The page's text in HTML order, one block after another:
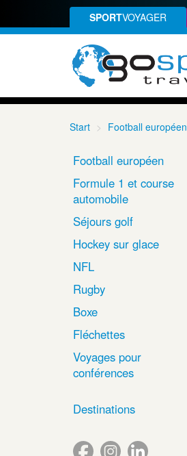
SPORTVOYAGER
Start Football européen
Football européen
Formule 1 et course
automobile
Séjours golf
Hockey sur glace
NFL
Rugby
Boxe
Fléchettes
Voyages pour
conférences
Destinations